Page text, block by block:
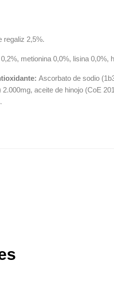
regaliz 2,5%.
metionina 0,0%, lisina 0,0%,
Ascorbato de sodio
aceite de hinojo (CoE